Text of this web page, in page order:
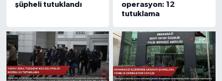
şüpheli tutuklandı
operasyon: 12
tutuklama